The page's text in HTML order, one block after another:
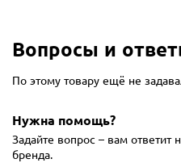
Вопросы и
По этому товару ещё не
Нужна помощь?
Задайте вопрос – вам ответит
бренда.